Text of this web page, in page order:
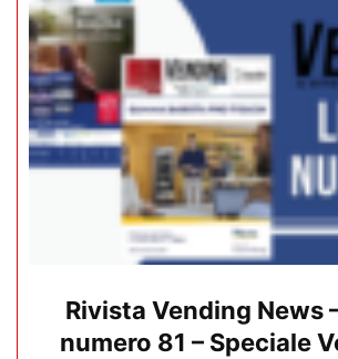
Rivista Vending News
numero 81 – Speciale